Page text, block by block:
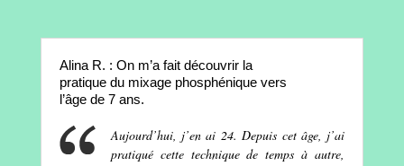
Alina R. : On m’a fait découvrir la
pratique du mixage phosphénique vers
l’âge de 7 ans.
Aujourd’hui, j’en ai 24. Depuis cet âge, j’ai
pratiqué cette technique de temps à autre,